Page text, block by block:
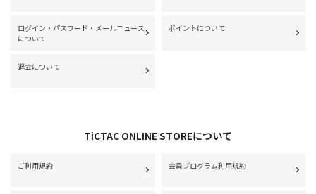
ログイン・パスワード・メールニュース
について
ポイントについて
退会について
TiCTAC ONLINE STOREについて
ご利用規約 会員プログラム利用規約